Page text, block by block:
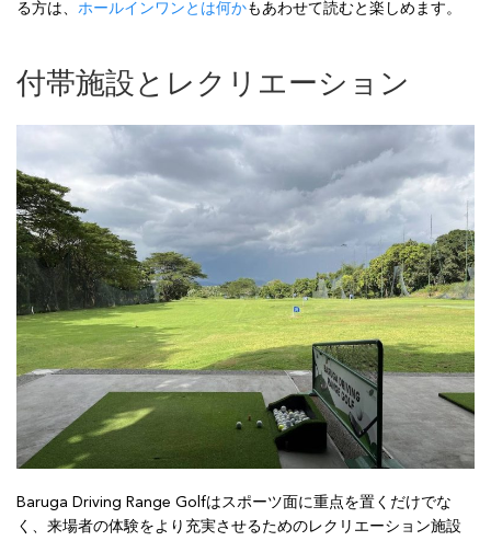
る方は、 ホールインワンとは何かもあわせて読むと楽しめます。
付帯施設とレクリエーション
Baruga Driving Range Golfはスポーツ面に重点を置くだけでな
く、来場者の体験をより充実させるためのレクリエーション施設